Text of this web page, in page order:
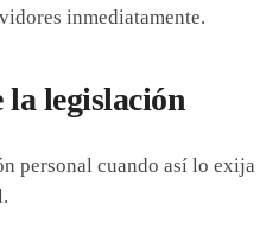
inmediatamente.
legislación
personal cuando así lo exija